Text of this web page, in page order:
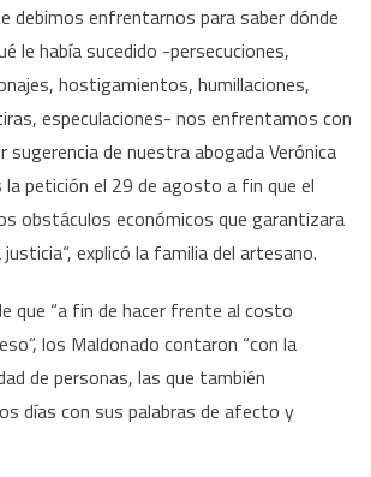
debimos enfrentarnos para saber dónde
le había sucedido -persecuciones,
hostigamientos, humillaciones,
especulaciones- nos enfrentamos con
sugerencia de nuestra abogada Verónica
la petición el 29 de agosto a fin que el
obstáculos económicos que garantizara
explicó la familia del artesano.
que “a fin de hacer frente al costo
los Maldonado contaron “con la
de personas, las que también
días con sus palabras de afecto y